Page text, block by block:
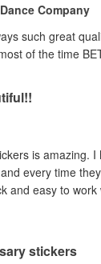
Company
such great
of the time
is amazing. I
every time
and easy to work
stickers